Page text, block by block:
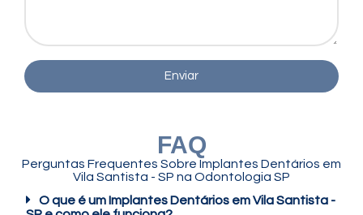
Enviar
FAQ
Perguntas Frequentes Sobre Implantes Dentários em
Vila Santista - SP na Odontologia SP
O que é um Implantes Dentários em Vila Santista -